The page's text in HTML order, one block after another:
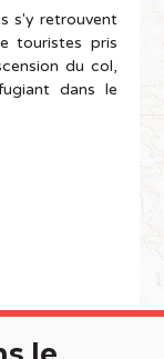
s'y retrouvent
touristes pris
du col,
dans le